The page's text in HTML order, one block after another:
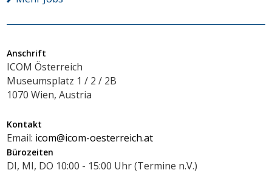
Anschrift
ICOM Österreich
Museumsplatz 1 / 2 / 2B
1070 Wien, Austria
Kontakt
Email: icom@icom-oesterreich.at
Bürozeiten
DI, MI, DO 10:00 - 15:00 Uhr (Termine n.V.)